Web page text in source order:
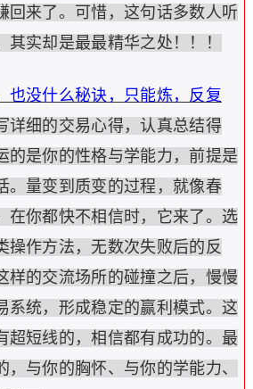
回来了。可惜，这句话多数人听
实却是最最精华之处！！！
也没什么秘诀，只能炼，反复
详细的交易心得，认真总结得
的是你的性格与学能力，前提是
。量变到质变的过程，就像春
在你都快不相信时，它来了。选
操作方法，无数次失败后的反
样的交流场所的碰撞之后，慢慢
系统，形成稳定的赢利模式。这
超短线的，相信都有成功的。最
，与你的胸怀、与你的学能力、